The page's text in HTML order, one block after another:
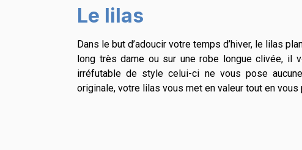
Le lilas
Dans le but d’adoucir votre temps d’hiver, le lilas
long très dame ou sur une robe longue clivée, il
irréfutable de style celui-ci ne vous pose
originale, votre lilas vous met en valeur tout en